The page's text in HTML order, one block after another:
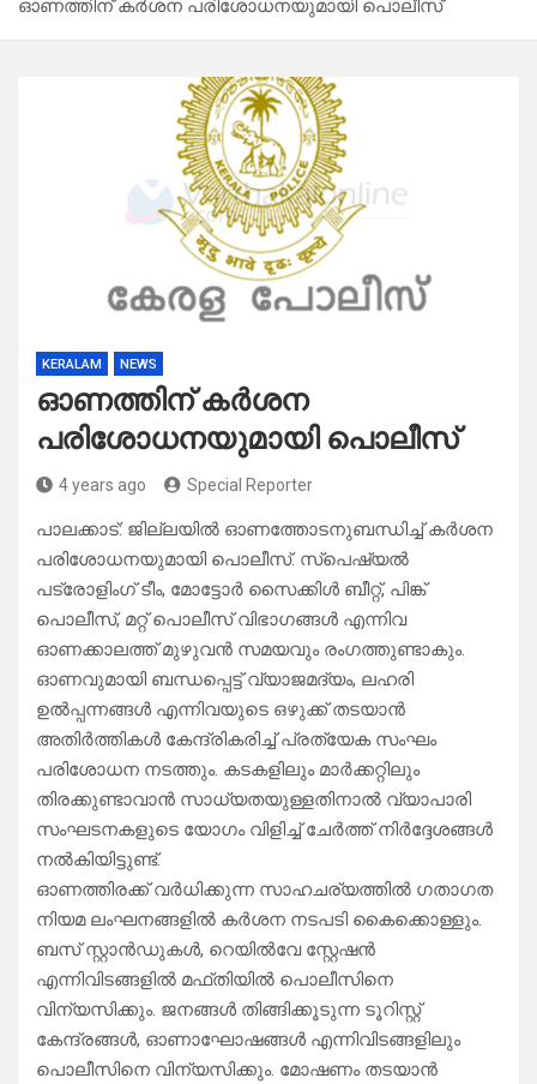
ഓണത്തിന് കർശന പരിശോധനയുമായി പൊലീസ്
KERALAM NEWS
ഓണത്തിന് കർശന
പരിശോധനയുമായി പൊലീസ്
4 years ago Special Reporter
പാലക്കാട്‌: ജില്ലയില്‍ ഓണത്തോടനുബന്ധിച്ച് കർശന
പരിശോധനയുമായി പൊലീസ്. സ്പെഷ്യൽ
പട്രോളിംഗ് ടീം, മോട്ടോർ സൈക്കിൾ ബീറ്റ്, പിങ്ക്
പൊലീസ്, മറ്റ് പൊലീസ് വിഭാഗങ്ങൾ എന്നിവ
ഓണക്കാലത്ത് മുഴുവൻ സമയവും രംഗത്തുണ്ടാകും.
ഓണവുമായി ബന്ധപ്പെട്ട് വ്യാജമദ്യം, ലഹരി
ഉൽപ്പന്നങ്ങൾ എന്നിവയുടെ ഒഴുക്ക് തടയാന്‍
അതിർത്തികൾ കേന്ദ്രികരിച്ച് പ്രത്യേക സംഘം
പരിശോധന നടത്തും. കടകളിലും മാര്‍ക്കറ്റിലും
തിരക്കുണ്ടാവാന്‍ സാധ്യതയുള്ളതിനാല്‍ വ്യാപാരി
സംഘടനകളുടെ യോഗം വിളിച്ച് ചേര്‍ത്ത് നിര്‍ദ്ദേശങ്ങള്‍
നല്‍കിയിട്ടുണ്ട്.
ഓണത്തിരക്ക് വർധിക്കുന്ന സാഹചര്യത്തിൽ ഗതാഗത
നിയമ ലംഘനങ്ങളിൽ കർശന നടപടി കൈക്കൊള്ളും.
ബസ് സ്റ്റാൻഡുകൾ, റെയിൽവേ സ്റ്റേഷൻ
എന്നിവിടങ്ങളിൽ മഫ്തിയിൽ പൊലീസിനെ
വിന്യസിക്കും. ജനങ്ങൾ തിങ്ങിക്കൂടുന്ന ടൂറിസ്റ്റ്
കേന്ദ്രങ്ങൾ, ഓണാഘോഷങ്ങൾ എന്നിവിടങ്ങളിലും
പൊലീസിനെ വിന്യസിക്കും. മോഷണം തടയാൻ